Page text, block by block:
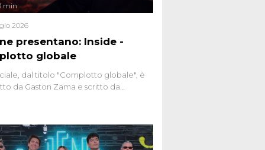
presentano: Inside -
globale
min
2026
dal titolo "Complotto globale", è
da Gaston Zama e scritto da
dei sospetti globali e del
che negli ultimi anni hanno